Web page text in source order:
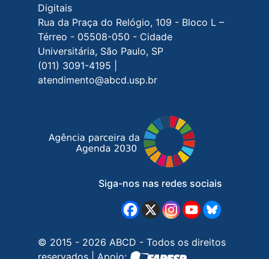
Digitais
Rua da Praça do Relógio, 109 - Bloco L –
Térreo - 05508-050 - Cidade
Universitária, São Paulo, SP
(011) 3091-4195 |
atendimento@abcd.usp.br
Siga-nos nas redes sociais
© 2015 - 2026 ABCD - Todos os direitos
reservados | Apoio: